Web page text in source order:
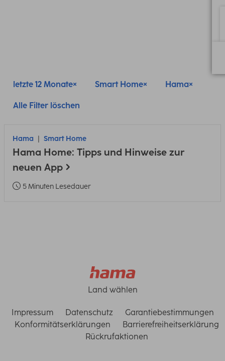
letzte 12 Monate Smart Home Hama
Alle Filter löschen
Hama Smart Home
Hama Home: Tipps und Hinweise zur
neuen App
5 Minuten Lesedauer
Land wählen
Impressum Datenschutz
Garantiebestimmungen
Konformitätserklärungen
Barrierefreiheitserklärung
Rückrufaktionen